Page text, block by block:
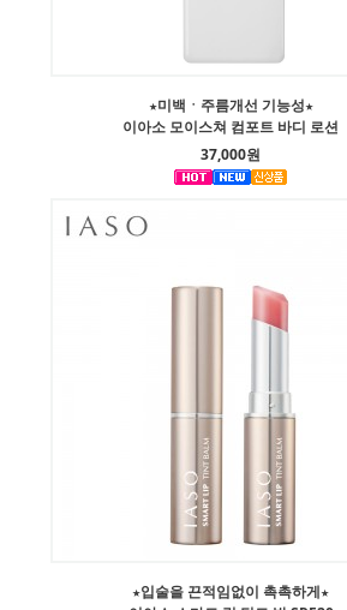
★미백ㆍ주름개선 기능성★
이아소 모이스쳐 컴포트 바디 로션
37,000원
★입술을 끈적임없이 촉촉하게★